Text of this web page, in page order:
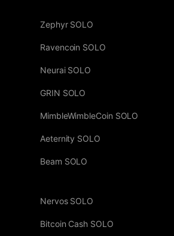
Zephyr SOLO
Ravencoin SOLO
Neurai SOLO
GRIN SOLO
MimbleWimbleCoin SOLO
Aeternity SOLO
Beam SOLO
Nervos SOLO
Bitcoin Cash SOLO